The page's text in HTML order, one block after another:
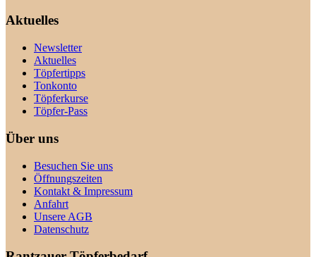
Aktuelles
Newsletter
Aktuelles
Töpfertipps
Tonkonto
Töpferkurse
Töpfer-Pass
Über uns
Besuchen Sie uns
Öffnungszeiten
Kontakt & Impressum
Anfahrt
Unsere AGB
Datenschutz